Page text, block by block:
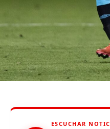
De otro lado, se reportó
Sporting Cristal
alrededores del Estadio
durante el partido ante
2026. Con este
Alianza Lima no preste
a los celestes, por lo que
ESCUCHAR